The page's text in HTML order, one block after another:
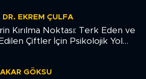
DR. EKREM ÇULFA
Kırılma Noktası: Terk Eden ve
Çiftler İçin Psikolojik Yol
GÖKSU